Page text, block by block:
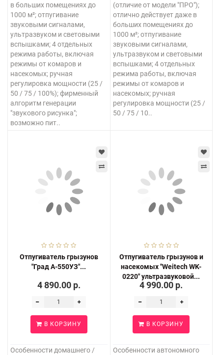
в больших помещениях до
1000 м²; отпугивание
звуковыми сигналами,
ультразвуком и световыми
вспышками; 4 отдельных
режима работы, включая
режимы от комаров и
насекомых; ручная
регулировка мощности (25 /
50 / 75 / 100%); фирменный
алгоритм генерации
"звукового рисунка";
возможно пит..
(отличие от модели "ПРО");
отлично действует даже в
больших помещениях до
1000 м²; отпугивание
звуковыми сигналами,
ультразвуком и световыми
вспышками; 4 отдельных
режима работы, включая
режимы от комаров и
насекомых; ручная
регулировка мощности (25 /
50 / 75 / 10..
Отпугиватель грызунов
"Град А-550УЗ"...
4 890.00 р.
В КОРЗИНУ
Особенности домашнего /
Отпугиватель грызунов и
насекомых "Weitech WK-
0220" ультразвуковой...
4 990.00 р.
В КОРЗИНУ
Особенности автономного